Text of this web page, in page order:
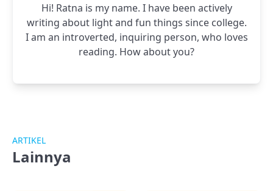
Hi! Ratna is my name. I have been actively
writing about light and fun things since college.
I am an introverted, inquiring person, who loves
reading. How about you?
ARTIKEL
Lainnya